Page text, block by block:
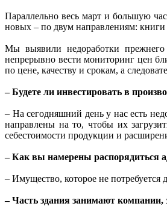
Параллельно весь март и большую
новых – по двум направлениям:
Мы выявили недоработки прежнего
непрерывно вести мониторинг цен
по цене, качеству и срокам, а
– Будете ли инвестировать в
– На сегодняшний день у нас есть
направлены на то, чтобы их
себестоимости продукции и
– Как вы намерены распорядиться
– Имущество, которое не потребуется
– Часть здания занимают